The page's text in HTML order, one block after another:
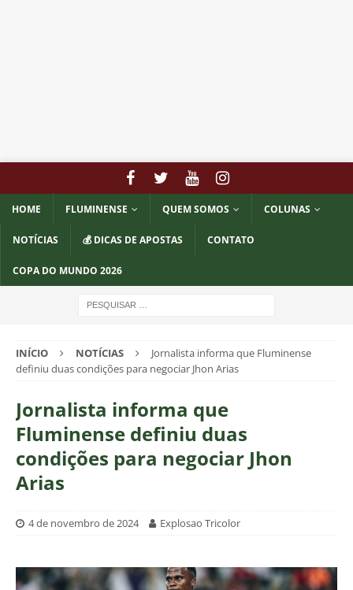
HOME FLUMINENSE QUEM SOMOS COLUNAS
NOTÍCIAS 💰 DICAS DE APOSTAS CONTATO
COPA DO MUNDO 2026
INÍCIO NOTÍCIAS
Jornalista informa que Fluminense
definiu duas condições para negociar Jhon Arias
Jornalista informa que
Fluminense definiu duas
condições para negociar Jhon
Arias
4 de novembro de 2024 Explosao Tricolor